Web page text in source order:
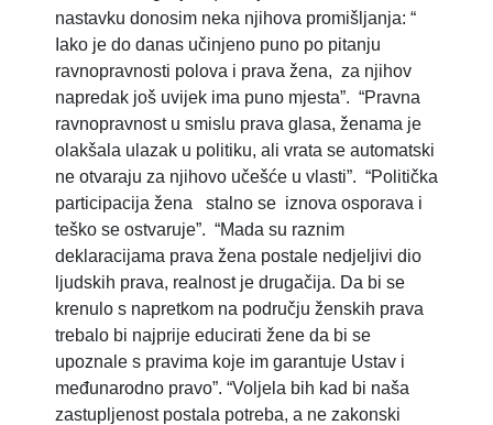
nastavku donosim neka njihova promišljanja: “
Iako je do danas učinjeno puno po pitanju
ravnopravnosti polova i prava žena, za njihov
napredak još uvijek ima puno mjesta”. “Pravna
ravnopravnost u smislu prava glasa, ženama je
olakšala ulazak u politiku, ali vrata se automatski
ne otvaraju za njihovo učešće u vlasti”. “Politička
participacija žena stalno se iznova osporava i
teško se ostvaruje”. “Mada su raznim
deklaracijama prava žena postale nedjeljivi dio
ljudskih prava, realnost je drugačija. Da bi se
krenulo s napretkom na području ženskih prava
trebalo bi najprije educirati žene da bi se
upoznale s pravima koje im garantuje Ustav i
međunarodno pravo”. “Voljela bih kad bi naša
zastupljenost postala potreba, a ne zakonski